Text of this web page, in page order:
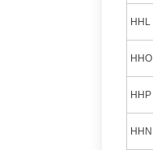
HHL
HHO
HHP
HHN